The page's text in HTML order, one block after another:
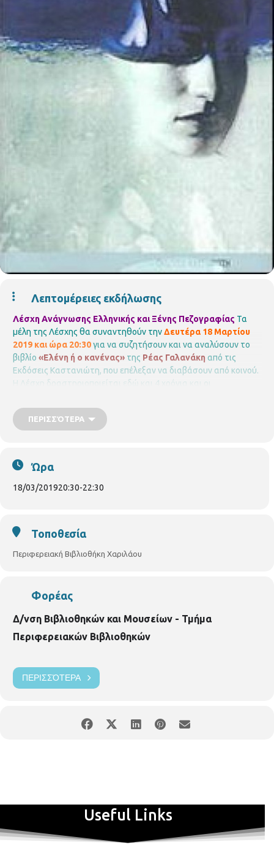
Λεπτομέρειες εκδήλωσης
Λέσχη Ανάγνωσης Ελληνικής και Ξένης Πεζογραφίας Τα
μέλη της Λέσχης θα συναντηθούν τηνΔευτέρα 18 Μαρτίου
2019 και ώρα 20:30για να συζητήσουν και να αναλύσουν το
βιβλίο «Ελένη ή ο κανένας» της Ρέας Γαλανάκη από τις
Εκδόσεις Καστανιώτη, που επέλεξαν να διαβάσουν από κοινού.
Η Λέσχη δραστηριοποιείται εδώ και 4 χρόνια και οι
Δευτέρα του μήνα συζητώντας και αναλύοντας, στο
στρογγυλό τραπέζι της βιβλιοθήκης επιλεγμένα βιβλία
Βιβλιοθήκη Χαριλάου
bibxarilaou@hotmail.gr
βιβλιοθήκη-χαριλάου/
ΠΕΡΙΣΣΌΤΕΡΑ
Ώρα
18/03/201920:30-22:30
Τοποθεσία
Περιφερειακή Βιβλιοθήκη Χαριλάου
Φορέας
Δ/νση Βιβλιοθηκών και Μουσείων - Τμήμα
Περιφερειακών Βιβλιοθηκών
ΠΕΡΙΣΣΌΤΕΡΑ
Useful Links